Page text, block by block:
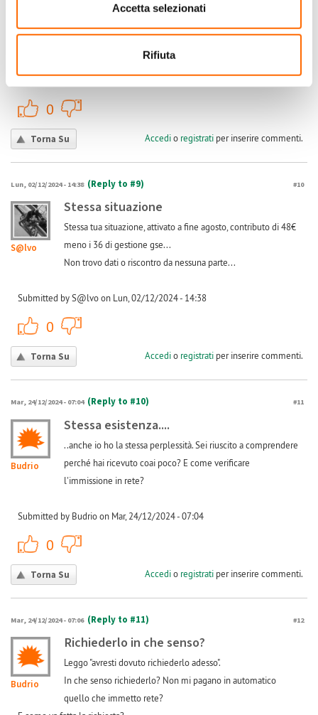
Accetta selezionati
Rifiuta
immessa. L' impianto è stato realizzato con super bonus
110%. Qualcuno sa dirmi se è normale e in caso non lo sia,
Submitted by Eugenio Truglio on Sab, 30/11/2024 - 11:41
0
Torna Su Accedio registratiper inserire commenti.
Lun, 02/12/2024 - 14:38 (Reply to #9) #10
S@lvo
Stessa situazione
Stessa tua situazione, attivato a fine agosto, contributo di 48€
meno i 36 di gestione gse...
Non trovo dati o riscontro da nessuna parte...
Submitted by S@lvo on Lun, 02/12/2024 - 14:38
0
Torna Su Accedio registratiper inserire commenti.
Mar, 24/12/2024 - 07:04 (Reply to #10) #11
Budrio
Stessa esistenza....
..anche io ho la stessa perplessità. Sei riuscito a comprendere
perché hai ricevuto coai poco? E come verificare
l'immissione in rete?
Submitted by Budrio on Mar, 24/12/2024 - 07:04
0
Torna Su Accedio registratiper inserire commenti.
Mar, 24/12/2024 - 07:06 (Reply to #11) #12
Budrio
Richiederlo in che senso?
Leggo "avresti dovuto richiederlo adesso".
In che senso richiederlo? Non mi pagano in automatico
quello che immetto rete?